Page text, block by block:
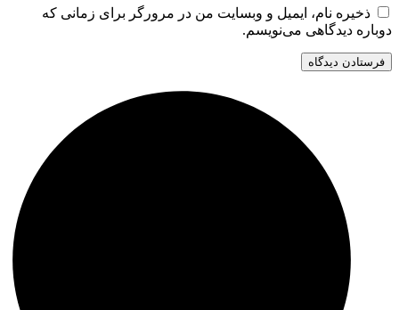
ذخیره نام، ایمیل و وبسایت من در مرورگر برای زمانی که
دوباره دیدگاهی می‌نویسم.